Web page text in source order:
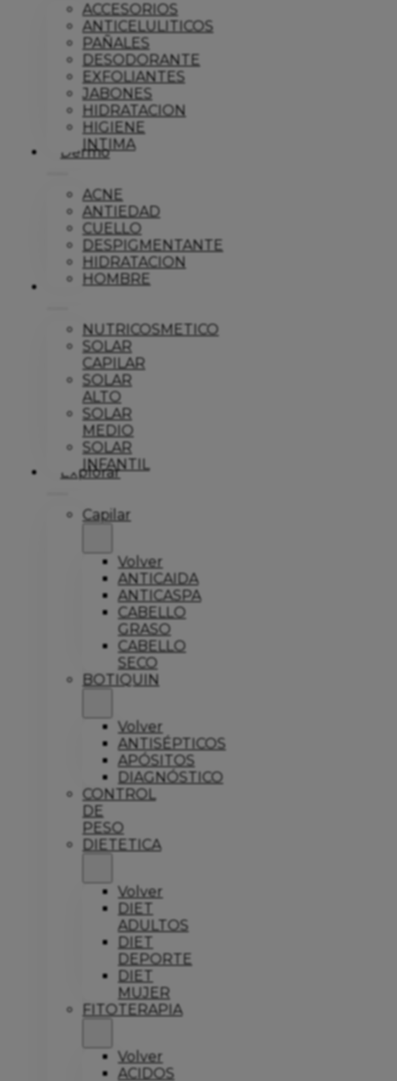
ACCESORIOS
ANTICELULITICOS
PAÑALES
DESODORANTE
EXFOLIANTES
JABONES
HIDRATACION
HIGIENE
INTIMA
Dermo
ACNE
ANTIEDAD
CUELLO
DESPIGMENTANTE
HIDRATACION
HOMBRE
Solar
NUTRICOSMETICO
SOLAR
CAPILAR
SOLAR
ALTO
SOLAR
MEDIO
SOLAR
INFANTIL
Explorar
Capilar
Volver
ANTICAIDA
ANTICASPA
CABELLO
GRASO
CABELLO
SECO
BOTIQUIN
Volver
ANTISÉPTICOS
APÓSITOS
DIAGNÓSTICO
CONTROL
DE
PESO
DIETETICA
Volver
DIET
ADULTOS
DIET
DEPORTE
DIET
MUJER
FITOTERAPIA
Volver
ACIDOS